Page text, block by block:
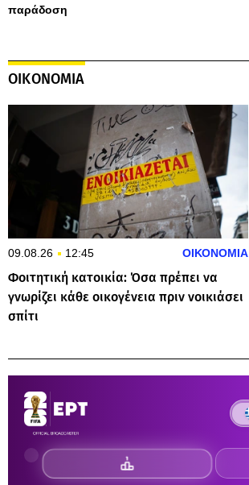
παράδοση
ΟΙΚΟΝΟΜΙΑ
09.08.26 12:45 ΟΙΚΟΝΟΜΙΑ
Φοιτητική κατοικία: Όσα πρέπει να
γνωρίζει κάθε οικογένεια πριν νοικιάσει
σπίτι